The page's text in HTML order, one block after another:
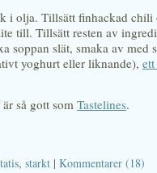
i olja. Tillsätt finhackad chili
till. Tillsätt resten av
soppan slät, smaka av med
yoghurt eller liknande),
så gott som Tastelines.
, starkt | Kommentarer (18)